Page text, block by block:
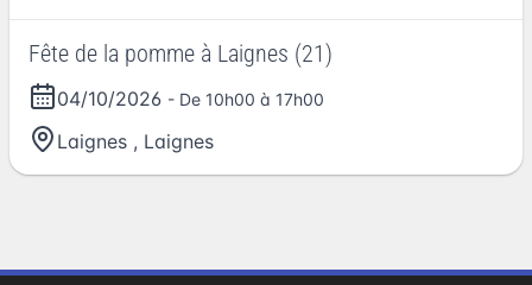
Fête de la pomme à Laignes (21)
04/10/2026 - De 10h00 à 17h00
Laignes , Laignes